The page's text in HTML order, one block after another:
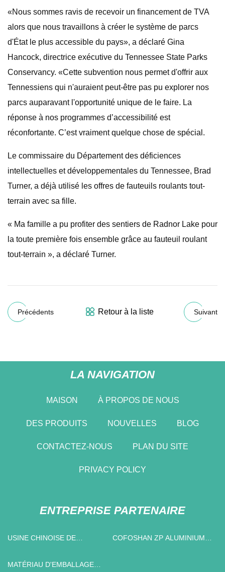
«Nous sommes ravis de recevoir un financement de TVA
alors que nous travaillons à créer le système de parcs
d'État le plus accessible du pays», a déclaré Gina
Hancock, directrice exécutive du Tennessee State Parks
Conservancy. «Cette subvention nous permet d'offrir aux
Tennessiens qui n'auraient peut-être pas pu explorer nos
parcs auparavant l'opportunité unique de le faire. La
réponse à nos programmes d’accessibilité est
réconfortante. C’est vraiment quelque chose de spécial.
Le commissaire du Département des déficiences
intellectuelles et développementales du Tennessee, Brad
Turner, a déjà utilisé les offres de fauteuils roulants tout-
terrain avec sa fille.
« Ma famille a pu profiter des sentiers de Radnor Lake pour
la toute première fois ensemble grâce au fauteuil roulant
tout-terrain », a déclaré Turner.
Précédents Retour à la liste Suivant
LA NAVIGATION
MAISON À PROPOS DE NOUS
DES PRODUITS NOUVELLES BLOG
CONTACTEZ-NOUS PLAN DU SITE
PRIVACY POLICY
ENTREPRISE PARTENAIRE
USINE CHINOISE DE
STÉROÏDIENS
COFOSHAN ZP ALUMINIUM
MATÉRIAU D'EMBALLAGE